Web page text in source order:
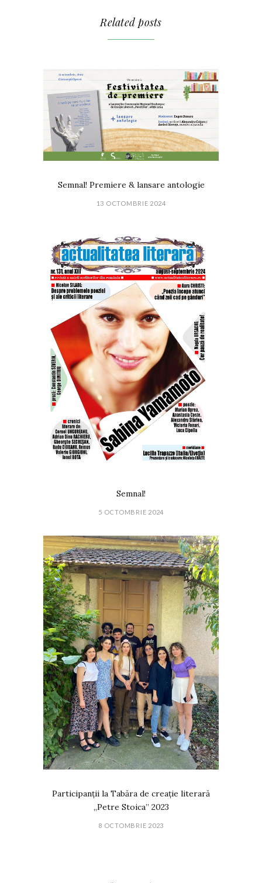
Related posts
Semnal! Premiere & lansare antologie
13 OCTOMBRIE 2024
Semnal!
5 OCTOMBRIE 2024
Participanții la Tabăra de creație literară
„Petre Stoica” 2023
8 OCTOMBRIE 2023